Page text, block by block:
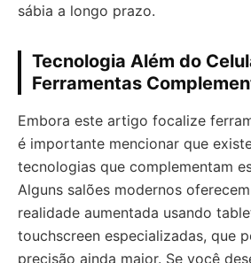
sábia a longo prazo.
Tecnologia Além do
Ferramentas
Embora este artigo focalize
é importante mencionar que
tecnologias que complementam
Alguns salões modernos
realidade aumentada usando
touchscreen especializadas, que
precisão ainda maior. Se você